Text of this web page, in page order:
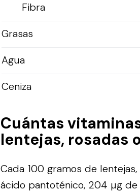
Fibra
Grasas
Agua
Ceniza
Cuántas
lentejas, rosadas
Cada 100 gramos de
ácido pantoténico, 204 µg de